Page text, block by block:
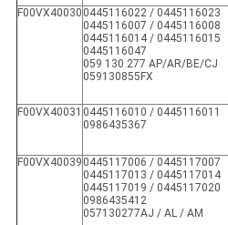
F00VX40030 0445116022 / 0445116023
0445116007 / 0445116008
0445116014 / 0445116015
0445116047
059 130 277 AP/AR/BE/CJ
059130855FX
F00VX40031 0445116010 / 0445116011
0986435367
F00VX40039 0445117006 / 0445117007
0445117013 / 0445117014
0445117019 / 0445117020
0986435412
057130277AJ / AL / AM